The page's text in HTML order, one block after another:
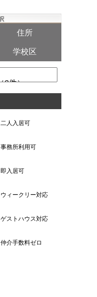
住所
学校区
二人入居可
事務所利用可
即入居可
ウィークリー対応
ゲストハウス対応
仲介手数料ゼロ